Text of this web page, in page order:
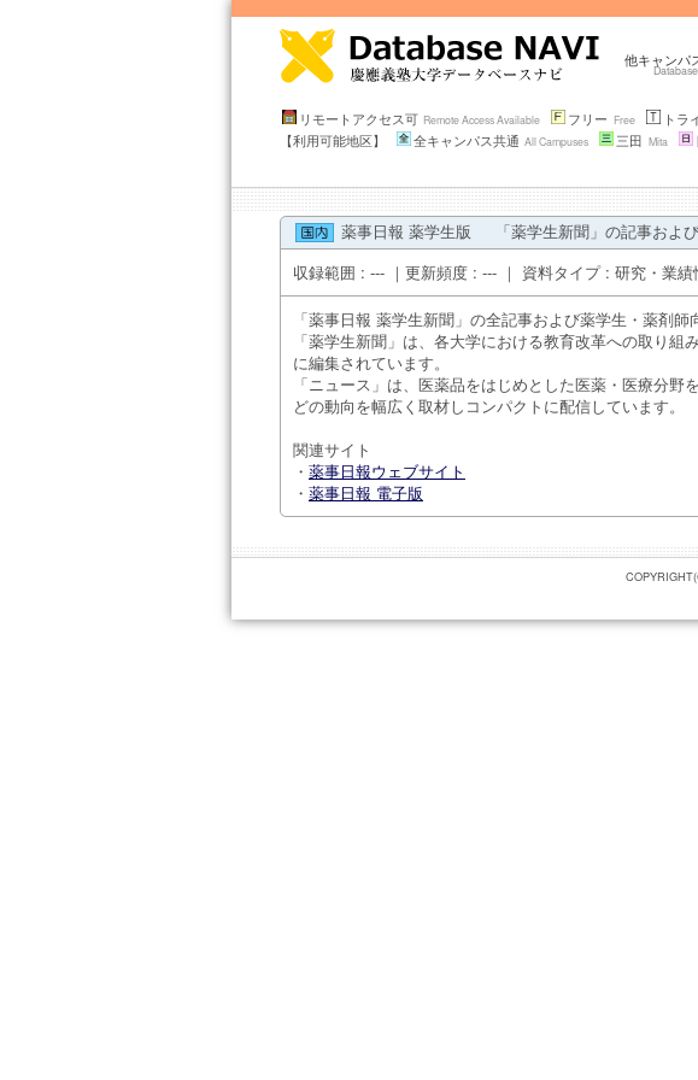
他キャンパ
リモートアクセス可 Remote Access Available フリー Free トラ
【利用可能地区】 全キャンパス共通 All Campuses 三田 Mita
薬事日報 薬学生版 「薬学生新聞」の記事およ
収録範囲 : --- ｜更新頻度 : --- ｜ 資料タイプ : 研究・業
「薬事日報 薬学生新聞」の全記事および薬学生・薬剤
「薬学生新聞」は、各大学における教育改革への取り
に編集されています。
「ニュース」は、医薬品をはじめとした医薬・医療分
どの動向を幅広く取材しコンパクトに配信しています。
関連サイト
・ 薬事日報ウェブサイト
・ 薬事日報 電子版